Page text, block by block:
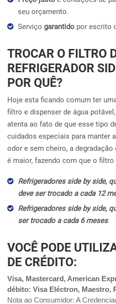
seu orçamento.
Serviço garantido por escrito
TROCAR O FILTRO
REFRIGERADOR
POR QUÊ?
Hoje esta ficando comum ter
filtro e dispenser de água
atenta ao fato de que esse tipo
cuidados especiais para manter
odor e sem cheiro, a
é maior, fazendo com que o
Refrigeradores side by side,
deve ser trocado a cada 12
Refrigeradores side by side,
ser trocado a cada 6 meses.
VOCÊ PODE
DE CRÉDITO:
Visa, Mastercard, American
débito: Visa Eléctron, Maestro,
Nota ao Consumidor: A